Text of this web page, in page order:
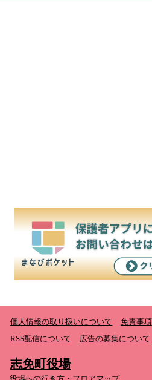
個人情報の取り扱いについて 免責事項
RSS配信について
広告の募集について
志免町役場